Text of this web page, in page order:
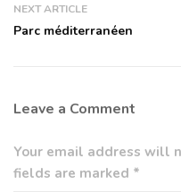
NEXT ARTICLE
Parc méditerranéen
Leave a Comment
Your email address will
fields are marked *